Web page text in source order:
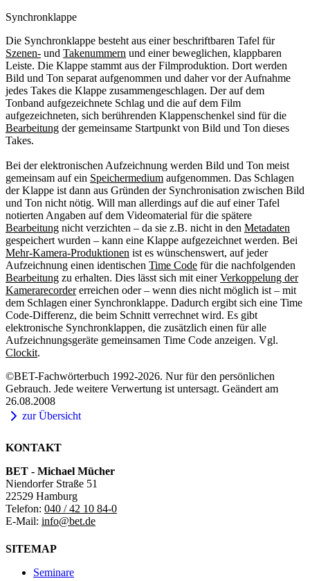
Synchronklappe
Die Synchronklappe besteht aus einer beschriftbaren Tafel für
Szenen- und Takenummern und einer beweglichen, klappbaren
Leiste. Die Klappe stammt aus der Filmproduktion. Dort werden
Bild und Ton separat aufgenommen und daher vor der Aufnahme
jedes Takes die Klappe zusammengeschlagen. Der auf dem
Tonband aufgezeichnete Schlag und die auf dem Film
aufgezeichneten, sich berührenden Klappenschenkel sind für die
Bearbeitung der gemeinsame Startpunkt von Bild und Ton dieses
Takes.
Bei der elektronischen Aufzeichnung werden Bild und Ton meist
gemeinsam auf ein Speichermedium aufgenommen. Das Schlagen
der Klappe ist dann aus Gründen der Synchronisation zwischen Bild
und Ton nicht nötig. Will man allerdings auf die auf einer Tafel
notierten Angaben auf dem Videomaterial für die spätere
Bearbeitung nicht verzichten – da sie z.B. nicht in den Metadaten
gespeichert wurden – kann eine Klappe aufgezeichnet werden. Bei
Mehr-Kamera-Produktionen ist es wünschenswert, auf jeder
Aufzeichnung einen identischen Time Code für die nachfolgenden
Bearbeitung zu erhalten. Dies lässt sich mit einerVerkoppelung der
Kamerarecordererreichen oder – wenn dies nicht möglich ist – mit
dem Schlagen einer Synchronklappe. Dadurch ergibt sich eine Time
Code-Differenz, die beim Schnitt verrechnet wird. Es gibt
elektronische Synchronklappen, die zusätzlich einen für alle
Aufzeichnungsgeräte gemeinsamen Time Code anzeigen. Vgl.
Clockit.
©BET-Fachwörterbuch 1992-2026. Nur für den persönlichen
Gebrauch. Jede weitere Verwertung ist untersagt. Geändert am
26.08.2008
zur Übersicht
KONTAKT
BET - Michael Mücher
Niendorfer Straße 51
22529 Hamburg
Telefon: 040 / 42 10 84-0
E-Mail: info@bet.de
SITEMAP
Seminare